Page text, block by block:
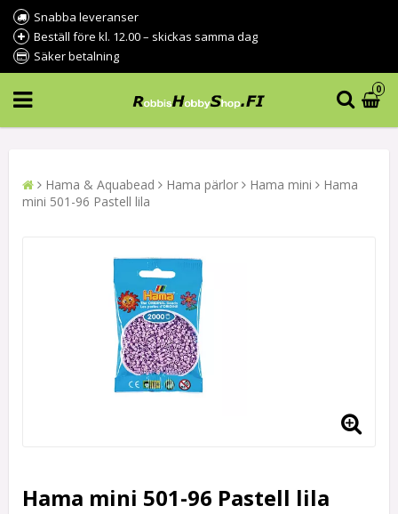
Snabba leveranser
Beställ före kl. 12.00 – skickas samma dag
Säker betalning
0
Hama & Aquabead Hama pärlor Hama mini
Hama
mini 501-96 Pastell lila
Hama mini 501-96 Pastell lila